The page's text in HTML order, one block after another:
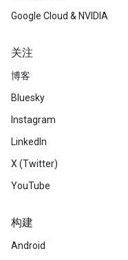
Google Cloud & NVIDIA
关注
博客
Bluesky
Instagram
LinkedIn
X (Twitter)
YouTube
构建
Android